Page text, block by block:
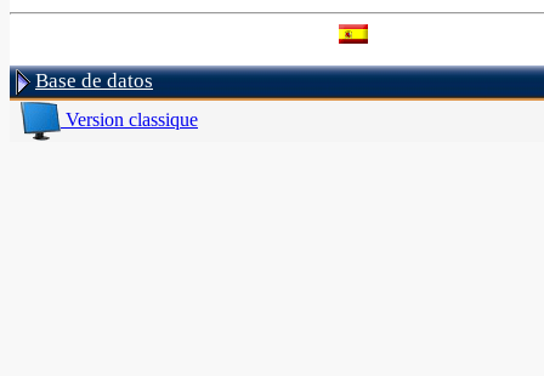
Base de datos
Version classique